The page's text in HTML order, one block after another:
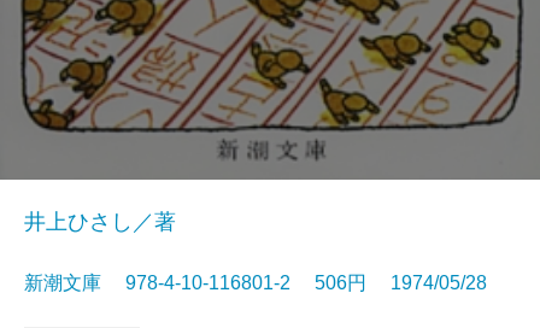
井上ひさし／著
新潮文庫 978-4-10-116801-2 506円 1974/05/28